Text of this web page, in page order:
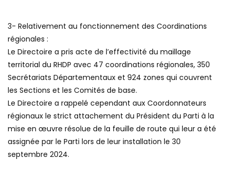
3- Relativement au fonctionnement des Coordinations
régionales :
Le Directoire a pris acte de l’effectivité du maillage
territorial du RHDP avec 47 coordinations régionales, 350
Secrétariats Départementaux et 924 zones qui couvrent
les Sections et les Comités de base.
Le Directoire a rappelé cependant aux Coordonnateurs
régionaux le strict attachement du Président du Parti à la
mise en œuvre résolue de la feuille de route qui leur a été
assignée par le Parti lors de leur installation le 30
septembre 2024.